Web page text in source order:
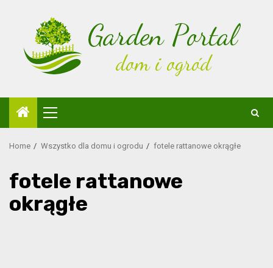
Primary
Menu
Home Wszystko dla domu i ogrodu fotele rattanowe okrągłe
fotele rattanowe
okrągłe